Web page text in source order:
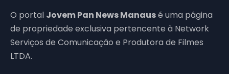
O portal Jovem Pan News Manausé uma página
de propriedade exclusiva pertencente à Network
Serviços de Comunicação e Produtora de Filmes
LTDA.